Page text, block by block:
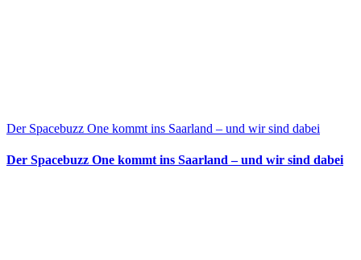
Der Spacebuzz One kommt ins Saarland – und wir sind dabei
Der Spacebuzz One kommt ins Saarland – und wir sind dabei